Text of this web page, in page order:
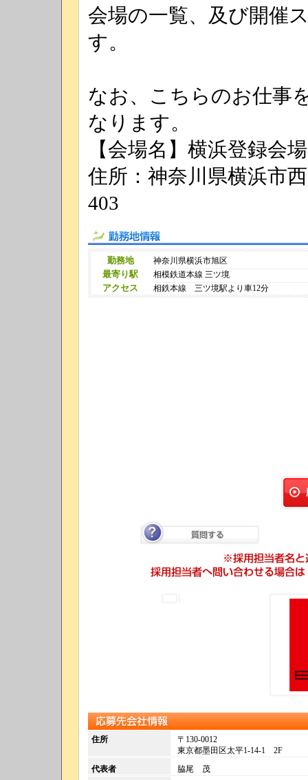
会場の一覧、及び開催
す。
なお、こちらのお仕事
なります。
【会場名】横浜登録会場
住所：神奈川県横浜市
403
勤務地情報
勤務地 神奈川県横浜市旭区
最寄り駅 相模鉄道本線 三ツ境
アクセス 相鉄本線 三ツ境駅より車12分
応募先会社情報
住所
〒130-0012
東京都墨田区太平1-14-1 2F
代表者
脇尾 茂